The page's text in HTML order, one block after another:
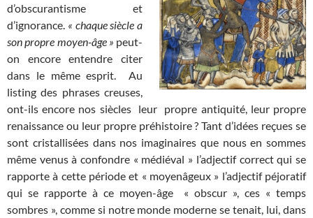
d’obscurantisme et
d’ignorance. « chaque siècle a
son propre moyen-âge » peut-
on encore entendre citer
dans le même esprit. Au
listing des phrases creuses,
ont-ils encore nos siècles leur propre antiquité, leur propre
renaissance ou leur propre préhistoire ? Tant d’idées reçues se
sont cristallisées dans nos imaginaires que nous en sommes
même venus à confondre « médiéval » l’adjectif correct qui se
rapporte à cette période et « moyenâgeux » l’adjectif péjoratif
qui se rapporte à ce moyen-âge « obscur », ces « temps
sombres », comme si notre monde moderne se tenait, lui, dans